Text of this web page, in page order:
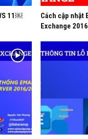
11￼
Cách cập nhật
Exchange